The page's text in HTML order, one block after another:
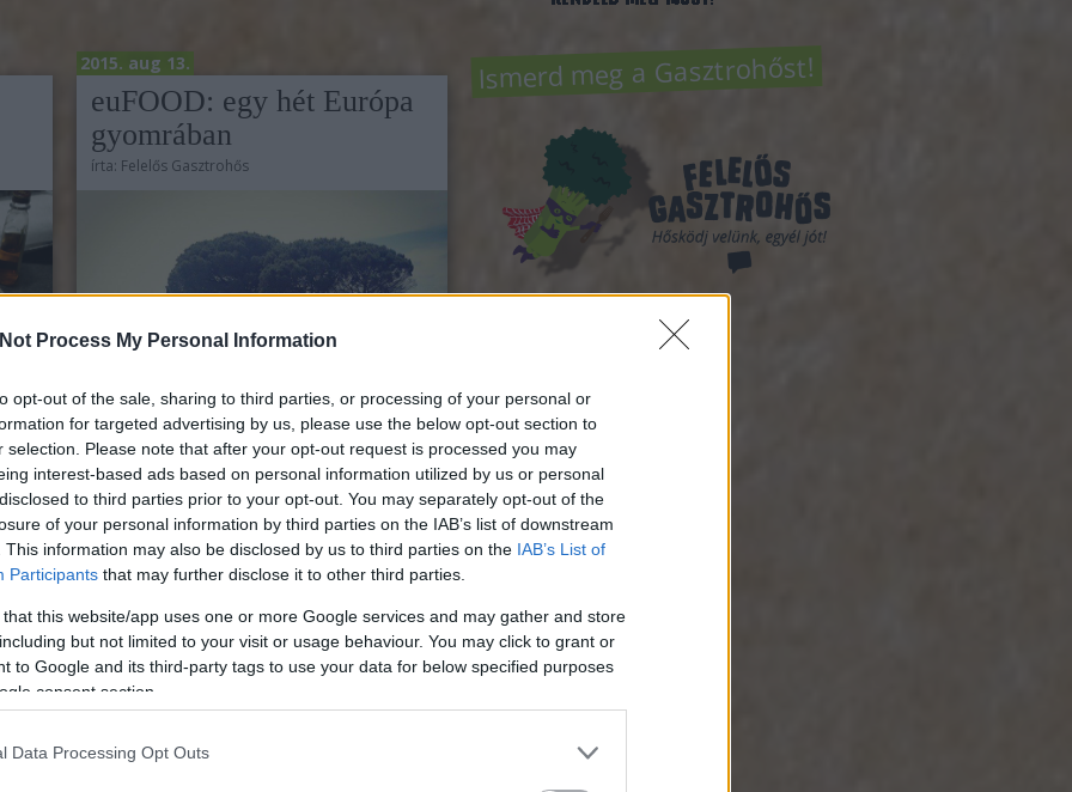
Process My Personal Information
opt-out of the sale, sharing to third parties, or processing of your personal or
for targeted advertising by us, please use the below opt-out section to
selection. Please note that after your opt-out request is processed you may
interest-based ads based on personal information utilized by us or personal
to third parties prior to your opt-out. You may separately opt-out of the
of your personal information by third parties on the IAB’s list of downstream
This information may also be disclosed by us to third parties on the IAB’s List of
Participants that may further disclose it to other third parties.
that this website/app uses one or more Google services and may gather and store
but not limited to your visit or usage behaviour. You may click to grant or
to Google and its third-party tags to use your data for below specified purposes
consent section.
Data Processing Opt Outs
2015. aug 13.
euFOOD: egy hét Európa
gyomrában
írta: Felelős Gasztrohős
egészséges életmódról szóló nonformális
egyhetes oktatáson vettünk részt Dél-
Olaszországban 10 ország 5-5…
kell
Ismerd meg a Gasztrohőst!
Rovatok
a Gasztrohősről
back to the basics
carrotmob( 3)
élelmiszer-hulladék
felelős gasztrohős menü
fenntartható fogás
fogj kezet a termelővel
gasztrohősködés otthon
idénynaptár
(
(2
tour de Hős